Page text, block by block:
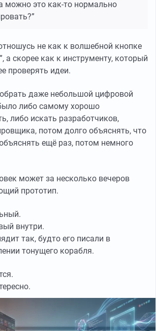
можно это как-то нормально
не как к волшебной кнопке
а скорее как к инструменту, который
проверять идеи.
даже небольшой цифровой
либо самому хорошо
либо искать разработчиков,
потом долго объяснять, что
ещё раз, потом немного
может за несколько вечеров
прототип.
внутри.
так, будто его писали в
тонущего корабля.